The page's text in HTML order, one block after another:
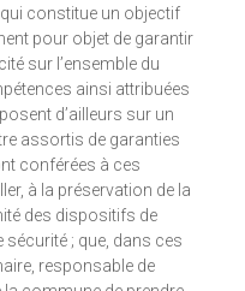
qui constitue un objectif
pour objet de garantir
sur l’ensemble du
ainsi attribuées
d’ailleurs sur un
assortis de garanties
conférées à ces
à la préservation de la
des dispositifs de
; que, dans ces
responsable de